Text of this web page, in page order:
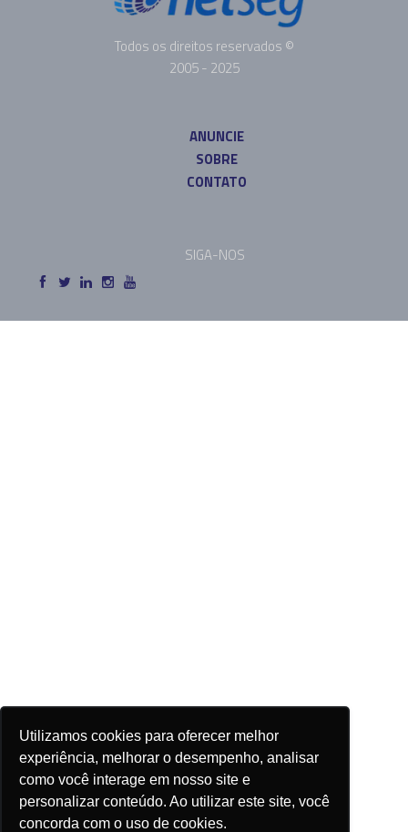
Utilizamos cookies para oferecer melhor
experiência, melhorar o desempenho, analisar
como você interage em nosso site e
personalizar conteúdo. Ao utilizar este site, você
concorda com o uso de cookies.
Todos os direitos reservados ©
2005 - 2025
ANUNCIE
SOBRE
CONTATO
SIGA-NOS